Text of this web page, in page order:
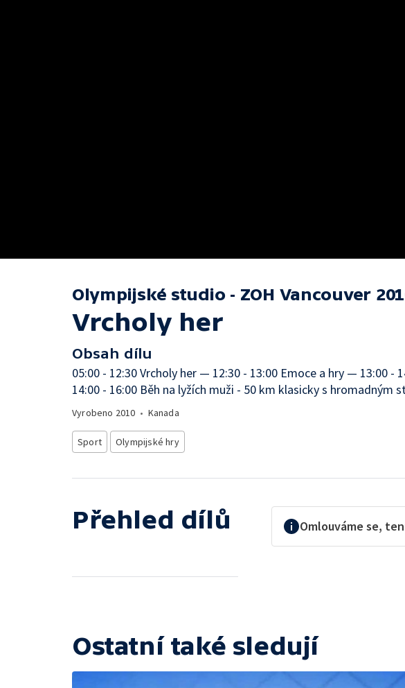
Olympijské studio - ZOH Vancouver
Vrcholy her
Obsah dílu
05:00 - 12:30 Vrcholy her — 12:30 - 13:00 Emoce a hry — 13:00 -
14:00 - 16:00 Běh na lyžích muži - 50 km klasicky s hromadným
Vyrobeno 2010 • Kanada
Sport Olympijské hry
Přehled dílů Omlouváme se,
Ostatní také sledují